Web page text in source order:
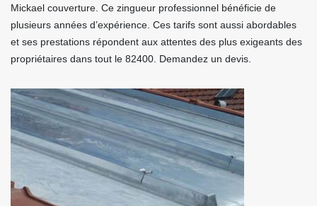
Mickael couverture. Ce zingueur professionnel bénéficie de
plusieurs années d’expérience. Ces tarifs sont aussi abordables
et ses prestations répondent aux attentes des plus exigeants des
propriétaires dans tout le 82400. Demandez un devis.